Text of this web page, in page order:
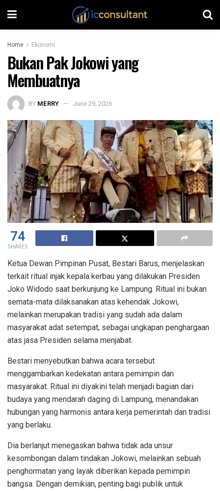
Home Ekonomi
Bukan Pak Jokowi yang
Membuatnya
BY MERRY June 29, 2026
74
SHARES
Ketua Dewan Pimpinan Pusat, Bestari Barus, menjelaskan
terkait ritual injak kepala kerbau yang dilakukan Presiden
Joko Widodo saat berkunjung ke Lampung. Ritual ini bukan
semata-mata dilaksanakan atas kehendak Jokowi,
melainkan merupakan tradisi yang sudah ada dalam
masyarakat adat setempat, sebagai ungkapan penghargaan
atas jasa Presiden selama menjabat.
Bestari menyebutkan bahwa acara tersebut
menggambarkan kedekatan antara pemimpin dan
masyarakat. Ritual ini diyakini telah menjadi bagian dari
budaya yang mendarah daging di Lampung, menandakan
hubungan yang harmonis antara kerja pemerintah dan tradisi
yang berlaku.
Dia berlanjut menegaskan bahwa tidak ada unsur
kesombongan dalam tindakan Jokowi, melainkan sebuah
penghormatan yang layak diberikan kepada pemimpin
bangsa. Dengan demikian, penting bagi publik untuk